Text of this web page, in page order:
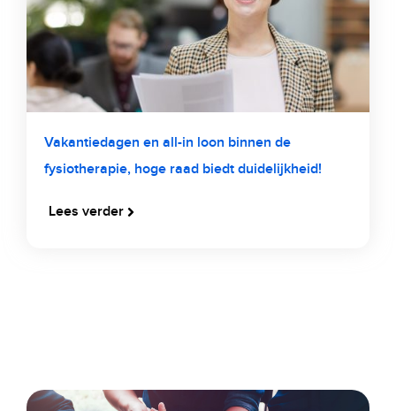
Vakantiedagen en all-in loon binnen de
fysiotherapie, hoge raad biedt duidelijkheid!
Lees verder